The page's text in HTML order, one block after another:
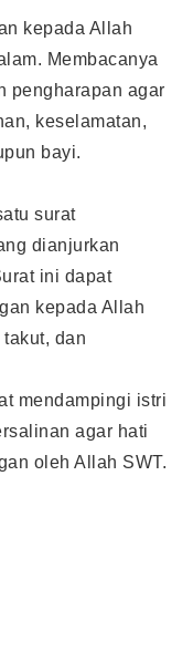
kepada Allah
Membacanya
pengharapan agar
keselamatan,
bayi.
surat
dianjurkan
ini dapat
kepada Allah
dan
mendampingi istri
agar hati
oleh Allah SWT.